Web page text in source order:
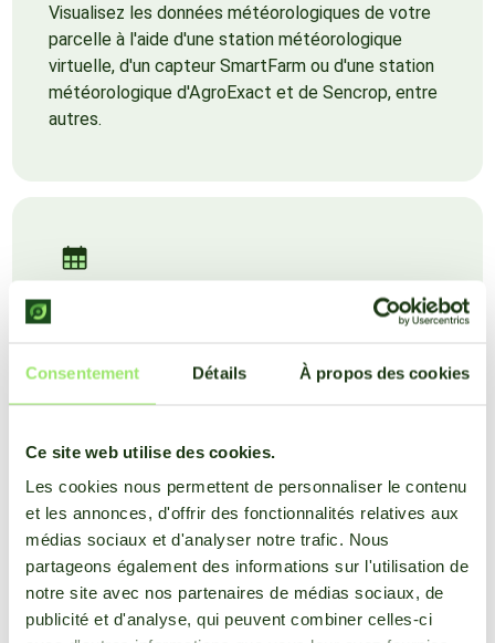
Consentement Détails À propos des cookies
Ce site web utilise des cookies.
Les cookies nous permettent de personnaliser le contenu
et les annonces, d'offrir des fonctionnalités relatives aux
médias sociaux et d'analyser notre trafic. Nous
partageons également des informations sur l'utilisation de
notre site avec nos partenaires de médias sociaux, de
publicité et d'analyse, qui peuvent combiner celles-ci
Visualisez les données météorologiques de votre
parcelle à l'aide d'une station météorologique
virtuelle, d'un capteur SmartFarm ou d'une station
météorologique d'AgroExact et de Sencrop, entre
autres.
Outil SprayEffect
Obtenez des conseils sur la période de
produits phytosanitaires et gardez vos cultures en
bonne santé.